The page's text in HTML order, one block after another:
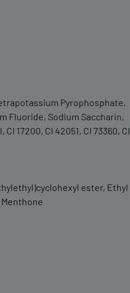
Pyrophosphate,
Fluoride, Sodium Saccharin,
17200, CI 42051, CI 73360, CI
ester, Ethyl